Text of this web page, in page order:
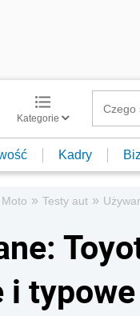
Kategorie
Kadry
Moto » Testy aut »
i